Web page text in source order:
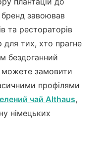
завоював
та рестораторів
для тих, хто прагне
бездоганний
можете замовити
профілями
чай Althaus,
німецьких